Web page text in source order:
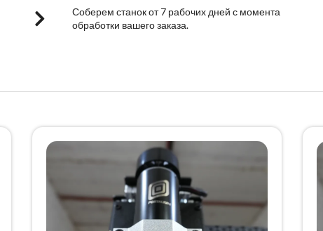
Соберем станок от 7 рабочих дней с момента
обработки вашего заказа.